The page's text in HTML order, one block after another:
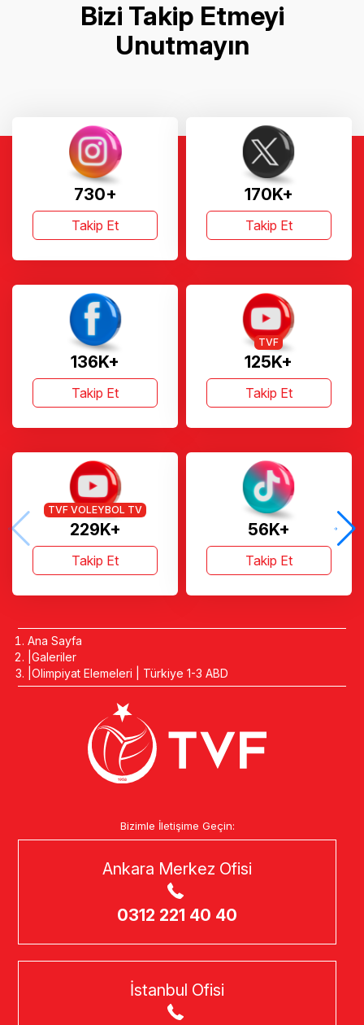
Bizi Takip Etmeyi
Unutmayın
730+
Takip Et
170K+
Takip Et
136K+
Takip Et
125K+
TVF
Takip Et
229K+
TVF VOLEYBOL TV
Takip Et
56K+
Takip Et
Ana Sayfa
Galeriler
Olimpiyat Elemeleri | Türkiye 1-3 ABD
Bizimle İletişime Geçin:
Ankara Merkez Ofisi
0312 221 40 40
İstanbul Ofisi